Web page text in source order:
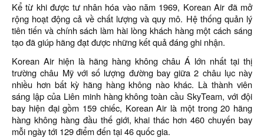
Kể từ khi được tư nhân hóa vào năm 1969, Korean Air đã mở
rộng hoạt động cả về chất lượng và quy mô. Hệ thống quản lý
tiên tiến và chính sách làm hài lòng khách hàng một cách sáng
tạo đã giúp hãng đạt được những kết quả đáng ghi nhận.
Korean Air hiện là hãng hàng không châu Á lớn nhất tại thị
trường châu Mỹ với số lượng đường bay giữa 2 châu lục này
nhiều hơn bất kỳ hãng hàng không nào khác. Là thành viên
sáng lập của Liên minh hàng không toàn cầu SkyTeam, với đội
bay hiện đại gồm 159 chiếc, Korean Air là một trong 20 hãng
hàng không hàng đầu thế giới, khai thác hơn 460 chuyến bay
mỗi ngày tới 129 điểm đến tại 46 quốc gia.